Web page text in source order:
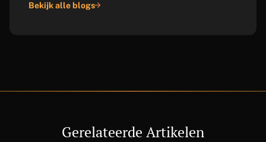
Bekijk alle blogs
Gerelateerde Artikelen